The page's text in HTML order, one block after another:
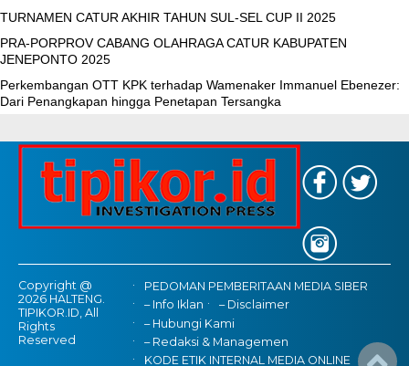
TURNAMEN CATUR AKHIR TAHUN SUL-SEL CUP II 2025
PRA-PORPROV CABANG OLAHRAGA CATUR KABUPATEN
JENEPONTO 2025
Perkembangan OTT KPK terhadap Wamenaker Immanuel Ebenezer:
Dari Penangkapan hingga Penetapan Tersangka
Copyright @
2026 HALTENG.
TIPIKOR.ID, All
Rights
Reserved
PEDOMAN PEMBERITAAN MEDIA SIBER
– Info Iklan
– Disclaimer
– Hubungi Kami
– Redaksi & Managemen
KODE ETIK INTERNAL MEDIA ONLINE